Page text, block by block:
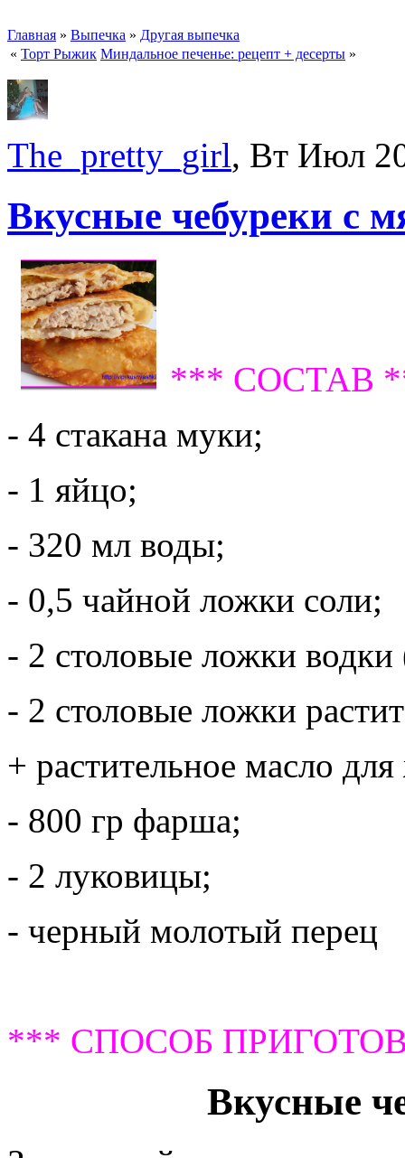
Главная » Выпечка » Другая выпечка
« Торт Рыжик Миндальное печенье: рецепт + десерты »
The_pretty_girl, Вт Июл
Вкусные чебуреки с
*** СОСТАВ
- 4 стакана муки;
- 1 яйцо;
- 320 мл воды;
- 0,5 чайной ложки соли;
- 2 столовые ложки водки
- 2 столовые ложки
+ растительное масло
- 800 гр фарша;
- 2 луковицы;
- черный молотый перец
*** СПОСОБ
Вкусные